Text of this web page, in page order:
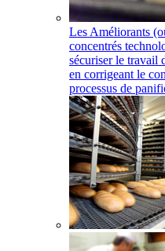
Les Améliorants
concentrés
sécuriser le travail
en corrigeant le
processus de